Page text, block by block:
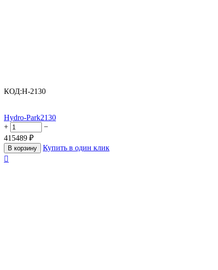
КОД:H-2130
Hydro-Park2130
+
−
415489 ₽
В корзину
Купить в один клик
